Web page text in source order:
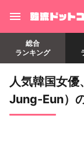
総合
ランキング
人気韓国女
Jung-Eun）